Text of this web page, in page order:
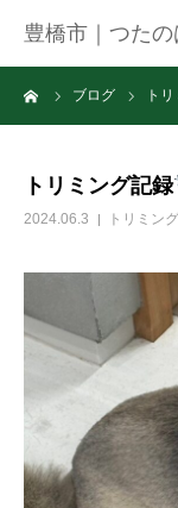
豊橋市｜つた
ブログ ト
トリミング記録
2024.06.3 トリミング
病院紹介
お知らせ
ブログ
お問い合わせ